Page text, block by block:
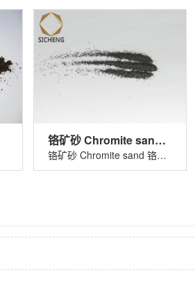
铬矿砂 Chromite sand 铬铁矿砂
铬矿砂 Chromite sand 铬铁矿砂适用......